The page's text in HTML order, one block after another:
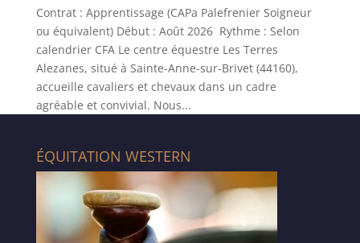
Contrat : Apprentissage (CAPa Palefrenier Soigneur
ou équivalent) Début : Août 2026 Rythme : Selon
calendrier CFA Le centre équestre Les Terres
Alezanes, situé à Sainte-Anne-sur-Brivet (44160),
accueille cavaliers et chevaux dans un cadre
agréable et convivial. Nous...
ÉQUITATION WESTERN